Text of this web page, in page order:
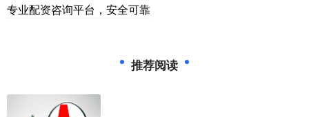
专业配资咨询平台，安全可靠
推荐阅读